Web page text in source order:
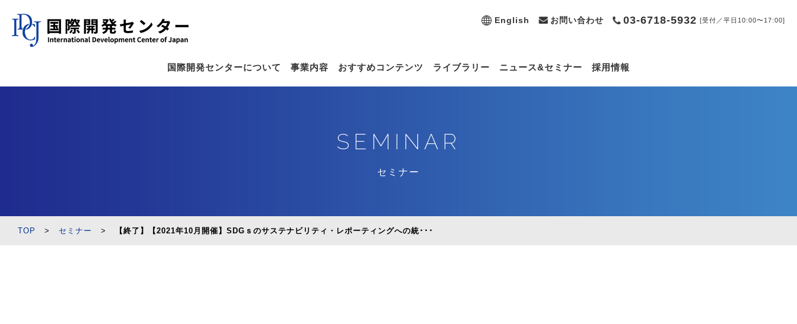
English お問い合わせ 03-6718-5932 [受付／平日10:00〜17:00]
国際開発センターについて 事業内容 おすすめコンテンツ ライブラリー ニュース&セミナー 採用情報
SEMINAR
セミナー
TOP > セミナー > 【終了】【2021年10月開催】SDGｓのサステナビリティ・レポーティングへの統･･･